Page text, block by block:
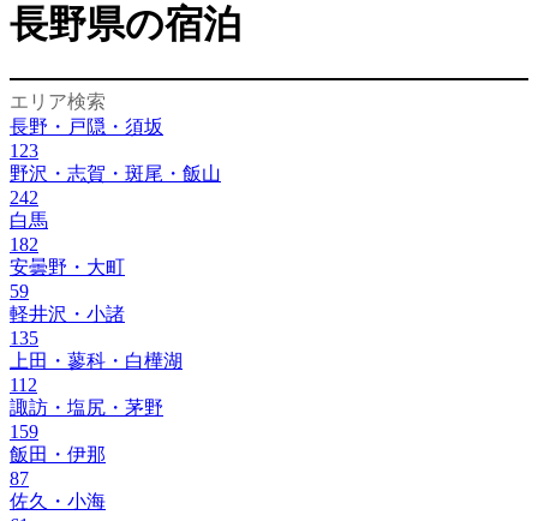
長野県の宿泊
エリア検索
長野・戸隠・須坂
123
野沢・志賀・斑尾・飯山
242
白馬
182
安曇野・大町
59
軽井沢・小諸
135
上田・蓼科・白樺湖
112
諏訪・塩尻・茅野
159
飯田・伊那
87
佐久・小海